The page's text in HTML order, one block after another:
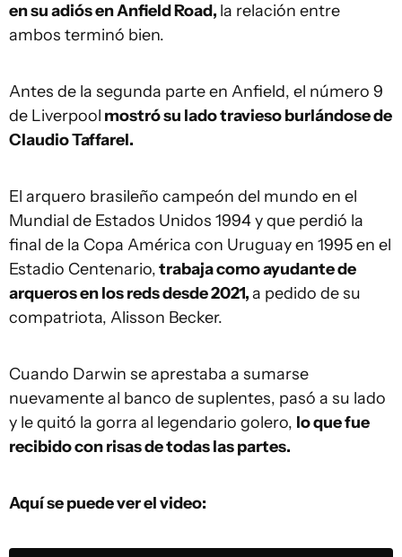
en su adiós en Anfield Road, la relación entre
ambos terminó bien.
Antes de la segunda parte en Anfield, el número 9
de Liverpool mostró su lado travieso burlándose de
Claudio Taffarel.
El arquero brasileño campeón del mundo en el
Mundial de Estados Unidos 1994 y que perdió la
final de la Copa América con Uruguay en 1995 en el
Estadio Centenario,trabaja como ayudante de
arqueros en los reds desde 2021,a pedido de su
compatriota, Alisson Becker.
Cuando Darwin se aprestaba a sumarse
nuevamente al banco de suplentes, pasó a su lado
y le quitó la gorra al legendario golero, lo que fue
recibido con risas de todas las partes.
Aquí se puede ver el video: